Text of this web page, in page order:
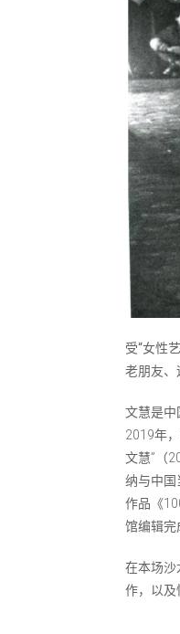
受“女性
老朋友、
文慧是中
2019年
文慧”（
纳与中国
作品《
馆编辑完
在本场沙
作，以及